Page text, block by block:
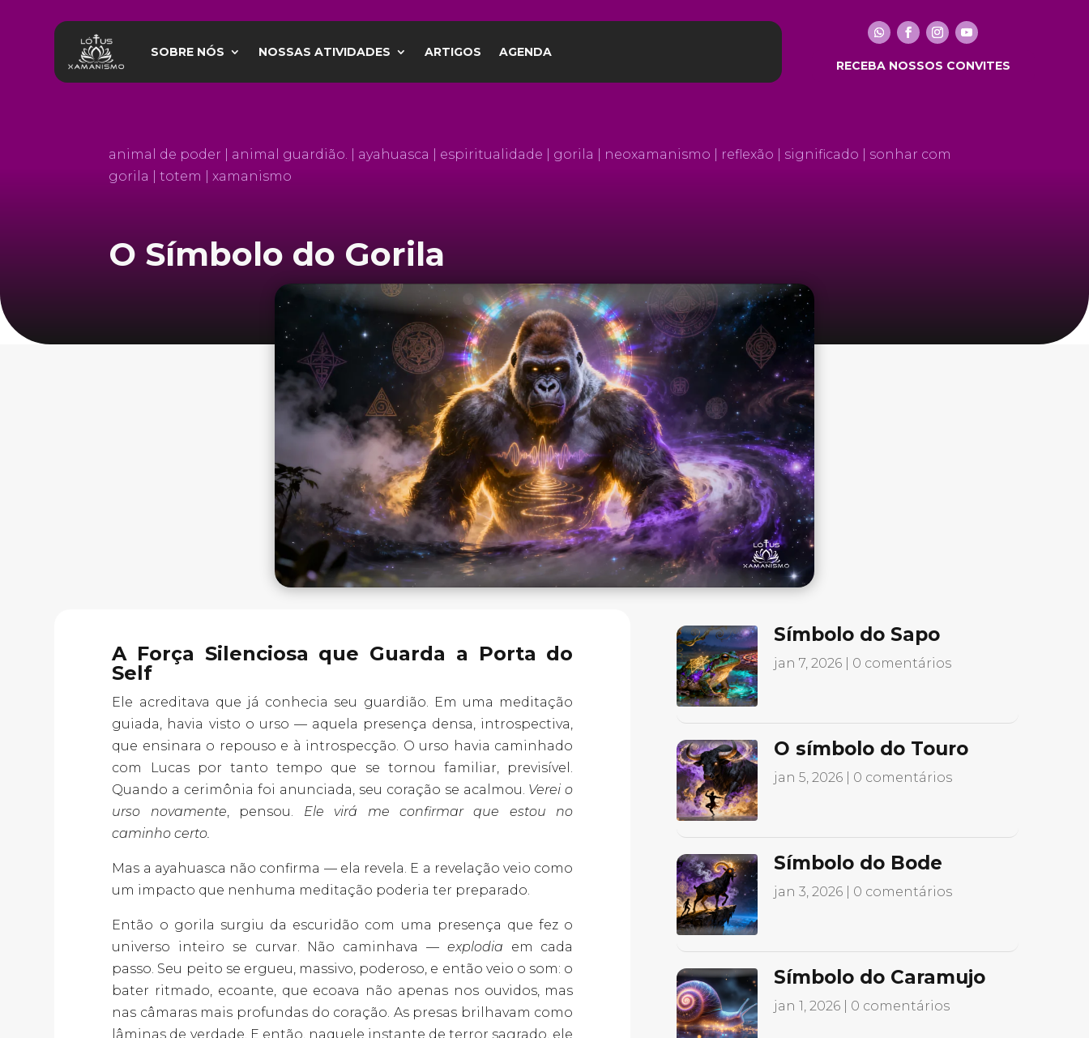
SOBRE NÓS NOSSAS ATIVIDADES ARTIGOS
AGENDA
RECEBA NOSSOS CONVITES
animal de poder | animal guardião. | ayahuasca | espiritualidade | gorila | neoxamanismo | reflexão | significado | sonhar com
gorila | totem | xamanismo
O Símbolo do Gorila
A Força Silenciosa que Guarda a Porta do
Self
Ele acreditava que já conhecia seu guardião. Em uma meditação
guiada, havia visto o urso — aquela presença densa, introspectiva,
que ensinara o repouso e à introspecção. O urso havia caminhado
com Lucas por tanto tempo que se tornou familiar, previsível.
Quando a cerimônia foi anunciada, seu coração se acalmou. Verei o
urso novamente , pensou. Ele virá me confirmar que estou no
caminho certo.
Mas a ayahuasca não confirma — ela revela. E a revelação veio como
um impacto que nenhuma meditação poderia ter preparado.
Então o gorila surgiu da escuridão com uma presença que fez o
universo inteiro se curvar. Não caminhava — explodia em cada
passo. Seu peito se ergueu, massivo, poderoso, e então veio o som: o
bater ritmado, ecoante, que ecoava não apenas nos ouvidos, mas
nas câmaras mais profundas do coração. As presas brilhavam como
lâminas de verdade. E então, naquele instante de terror sagrado, ele
Símbolo do Sapo
jan 7, 2026| 0 comentários
O símbolo do Touro
jan 5, 2026| 0 comentários
Símbolo do Bode
jan 3, 2026| 0 comentários
Símbolo do Caramujo
jan 1, 2026| 0 comentários